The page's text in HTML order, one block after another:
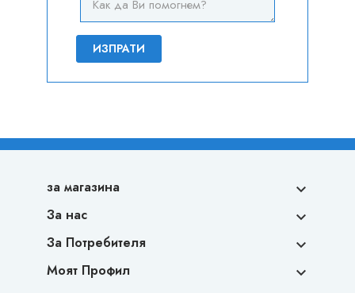
за магазина 
За нас 
За Потребителя 
Моят Профил 